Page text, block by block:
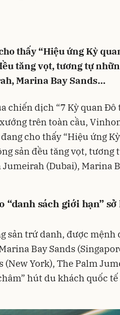
thấy “Hiệu ứng Kỳ
tăng vọt, tương tự
Marina Bay Sands…
chiến dịch “7 Kỳ quan Đô
trên toàn cầu,
cho thấy “Hiệu ứng Kỳ
sản đều tăng vọt, tương
(Dubai), Marina
“danh sách giới hạn”
sản trứ danh, được mệnh
Bay Sands
York), The Palm
hút du khách quốc tế